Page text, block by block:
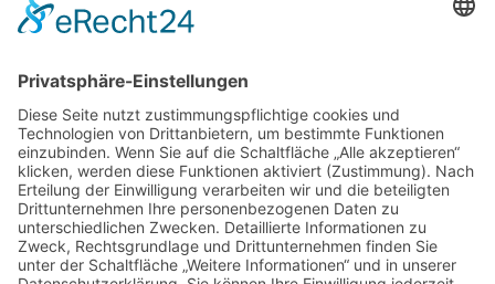
Mail: direktion@schlossbuergeln.de
Wir benötigen Ihre Zustimmung, um den
Google Maps-Service zu laden!
Wir verwenden einen Service eines
Drittanbieters, um Karteninhalte einzubetten.
Dieser Service kann Daten zu Ihren Aktivitäten
sammeln. Bitte lesen Sie die Details durch und
stimmen Sie der Nutzung des Service zu, um